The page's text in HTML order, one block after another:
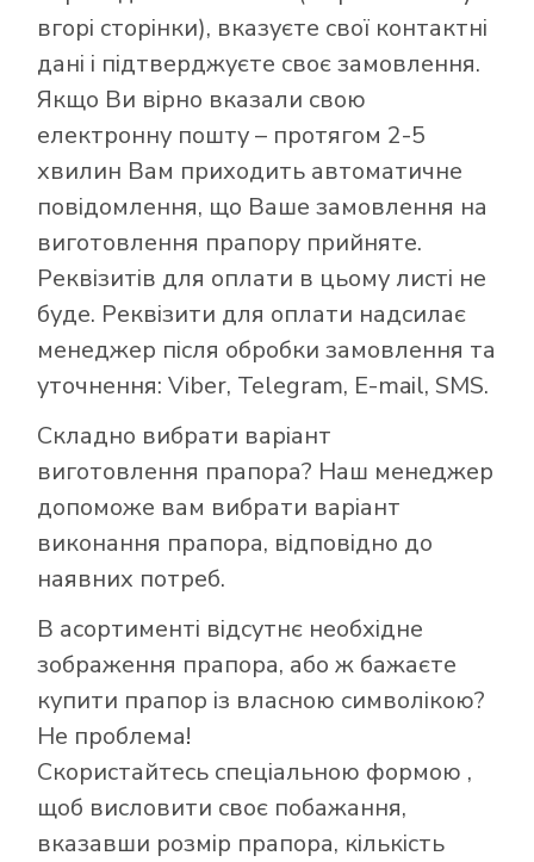
вгорі сторінки), вказуєте свої контактні
дані і підтверджуєте своє замовлення.
Якщо Ви вірно вказали свою
електронну пошту – протягом 2-5
хвилин Вам приходить автоматичне
повідомлення, що Ваше замовлення на
виготовлення прапору прийняте.
Реквізитів для оплати в цьому листі не
буде. Реквізити для оплати надсилає
менеджер після обробки замовлення та
уточнення: Viber, Telegram, E-mail, SMS.
Складно вибрати варіант
виготовлення прапора? Наш менеджер
допоможе вам вибрати варіант
виконання прапора, відповідно до
наявних потреб.
В асортименті відсутнє необхідне
зображення прапора, або ж бажаєте
купити прапор із власною символікою?
Не проблема!
Скористайтесь спеціальною формою ,
щоб висловити своє побажання,
вказавши розмір прапора, кількість
Як купити прапор
в інтернет-
магазині Лакор: